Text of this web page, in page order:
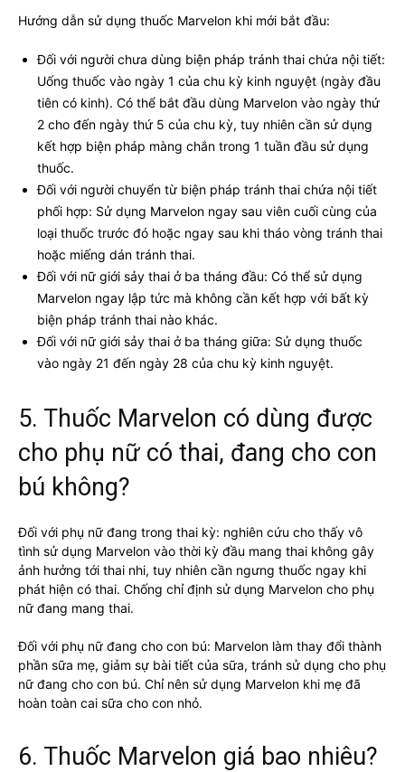
Hướng dẫn sử dụng thuốc Marvelon khi mới bắt đầu:
Đối với người chưa dùng biện pháp tránh thai chứa nội tiết:
Uống thuốc vào ngày 1 của chu kỳ kinh nguyệt (ngày đầu
tiên có kinh). Có thể bắt đầu dùng Marvelon vào ngày thứ
2 cho đến ngày thứ 5 của chu kỳ, tuy nhiên cần sử dụng
kết hợp biện pháp màng chắn trong 1 tuần đầu sử dụng
thuốc.
Đối với người chuyển từ biện pháp tránh thai chứa nội tiết
phối hợp: Sử dụng Marvelon ngay sau viên cuối cùng của
loại thuốc trước đó hoặc ngay sau khi tháo vòng tránh thai
hoặc miếng dán tránh thai.
Đối với nữ giới sảy thai ở ba tháng đầu: Có thể sử dụng
Marvelon ngay lập tức mà không cần kết hợp với bất kỳ
biện pháp tránh thai nào khác.
Đối với nữ giới sảy thai ở ba tháng giữa: Sử dụng thuốc
vào ngày 21 đến ngày 28 của chu kỳ kinh nguyệt.
5. Thuốc Marvelon có dùng được
cho phụ nữ có thai, đang cho con
bú không?
Đối với phụ nữ đang trong thai kỳ: nghiên cứu cho thấy vô
tình sử dụng Marvelon vào thời kỳ đầu mang thai không gây
ảnh hưởng tới thai nhi, tuy nhiên cần ngưng thuốc ngay khi
phát hiện có thai. Chống chỉ định sử dụng Marvelon cho phụ
nữ đang mang thai.
Đối với phụ nữ đang cho con bú: Marvelon làm thay đổi thành
phần sữa mẹ, giảm sự bài tiết của sữa, tránh sử dụng cho phụ
nữ đang cho con bú. Chỉ nên sử dụng Marvelon khi mẹ đã
hoàn toàn cai sữa cho con nhỏ.
6. Thuốc Marvelon giá bao nhiêu?